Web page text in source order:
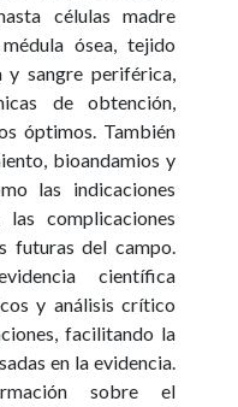
células madre
ósea, tejido
y sangre periférica,
de obtención,
óptimos. También
bioandamios y
las indicaciones
complicaciones
futuras del campo.
científica
y análisis crítico
facilitando la
en la evidencia.
sobre el